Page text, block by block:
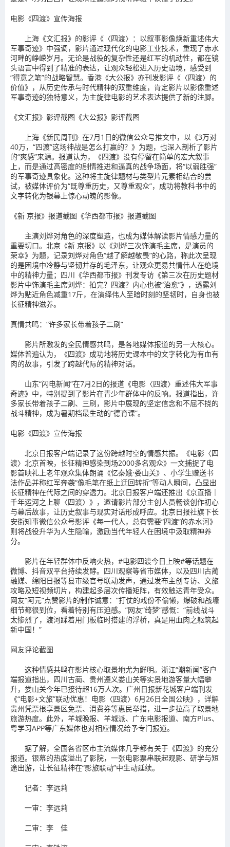
电影《四渡》宣传海报
上海《文汇报》的影评《〈四渡〉：以叙事影像焕新重述伟大
军事奇迹》中强调，影片通过现代化的电影工业技术，重现了赤水
河畔的峥嵘岁月。无论是战役的复杂性还是红军的机动性，都在镜
头语言中得到了精准的表达，让观众轻松进入历史语境，感受到
“得意之笔”的战略智慧。香港《大公报》亦刊发影评《〈四渡〉的
价值》，从历史传承与时代精神的双重维度，肯定影片以影像重述
军事奇迹的独特意义，为主旋律电影的艺术表达提供了新的注脚。
《文汇报》影评截图《大公报》影评截图
上海《新民周刊》在7月1日的微信公众号推文中，以《3万对
40万，“四渡”这场神战是怎么打赢的？》为题，也深入剖析了影片
的“爽感”来源。报道认为，《四渡》没有停留在简单的宏大叙事
上，而是通过高密度的剧情推进和逼真的战争场面，将“以弱胜强”
的军事奇迹具象化。这种将主旋律题材与类型片元素相结合的尝
试，被媒体评价为“既尊重历史，又尊重观众”，成功将教科书中的
文字转化为银幕上惊心动魄的影像。
《新 京报》报道截图《华西都市报》报道截图
主演刘烨对角色的深度塑造，也成为媒体解读影片情感力量的
重要切口。北京《新 京报》以《刘烨三次饰演毛主席，是演员的
荣幸》为题，记录刘烨对角色“越了解越敬畏”的心路，称此次呈现
的是困境中冷静与坚韧并存的毛泽东，让观众更易共情伟人在绝境
中的精神力量；四川《华西都市报》刊发专访《第三次在历史题材
影片中饰演毛主席刘烨：拍完？四渡？内心也被“治愈”》，透露刘
烨为贴近角色减重17斤，在演绎伟人至暗时刻的坚韧时，自身也被
长征精神滋养。
真情共鸣：“许多家长带着孩子二刷”
影片所激发的全民情感共鸣，是各地媒体报道的另一大核心。
媒体普遍认为，《四渡》成功地将历史课本中的文字转化为有血有
肉的故事，引发了跨越代际的精神对话。
山东“闪电新闻”在7月2日的报道《电影〈四渡〉重述伟大军事
奇迹》中，特别提到了影片在青少年群体中的反响。报道指出，许
多家长带着孩子二刷、三刷，影片中展现的坚定信念和不屈不挠的
战斗精神，成为暑期档最生动的“德育课”。
电影《四渡》宣传海报
北京日报客户端记录了这份跨越时空的情感共振。《电影〈四
渡〉北京首映，长征精神感染到场2000多名观众》一文捕捉了电
影首映礼上老年观众集体朗诵《忆秦娥·娄山关》、小学生赠送书
法作品并称红军奔袭“像毛笔在纸上迂回转折”等动人瞬间，凸显出
长征精神在代际之间的穿透力。北京日报客户端还推出《京直播｜
千年运河之上聊〈四渡〉》，邀请影片部分主创人员畅谈创作初心
与幕后故事，让历史叙事与现实对话形成呼应。北京日报社旗下长
安街知事微信公众号影评《每一代人，总有需要“四渡”的赤水河》
则将战役升华为人生隐喻，激励当代年轻人在困境中汲取精神养
分。
影片在年轻群体中反响火热，#电影四渡今日上映#等话题在
微博、抖音双平台持续发酵。四川观察等省市媒体，以及四川古蔺
融媒、绵阳日报等县市级官号联动发声，通过发布主创专访、文旅
攻略及短视频切片，构建起多层次传播矩阵，有效触达青年受众。
网友“阿元”点赞影片的制作诚意：“打仗的戏份不偷懒，爆破和战壕
细节都很到位，看着特别有压迫感。”网友“绮梦”感慨：“前线战斗
太惨烈了，渡河踩着用门板临时搭建的浮桥，真是用血肉之躯筑起
新中国！”
网友评论截图
这种情感共鸣在影片核心取景地尤为鲜明。浙江“潮新闻”客户
端报道指出，四川古蔺、贵州遵义娄山关等实景地游客量大幅攀
升，娄山关今年已接待超16万人次。广州日报新花城客户端刊发
《“电影+文旅”联动优惠！电影〈四渡〉6月26日全国公映》，详解
贵州凭票根享景区免票、消费券等惠民举措，进一步拉高了取景地
旅游热度。此外，羊城晚报、羊城派、广东电影报道、南方Plus、
粤学习APP等广东媒体也对相应情况给予专门报道。
据了解，全国各省区市主流媒体几乎都有关于《四渡》的充分
报道。银幕的热度溢出了影院，一张电影票串联起观影、研学与短
途出游，让长征精神在“影旅联动”中生动延续。
记者：李远莉
一审：李远莉
二审：李 佳